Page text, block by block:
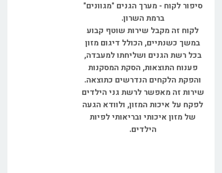
סיפור לקוח - מערך הגנים "מגוונים"
ברמת השרון.
לקוח זה מקבל שירות שוטף קבוע
במשך כשנתיים, הכולל דיגום מזון
בכל רשת הגנים ושליחתו למעבדה,
פענוח התוצאות, הסקת המסקנות
והפקת הלקחים הנדרשים כתוצאה.
שירות זה מאפשר לרשת גני הילדים
לפקח על איכות המזון, ולוודא הגעה
של מזון איכותי ובריאותי לפיות
הילדים.